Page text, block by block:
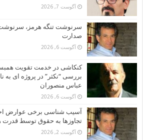
آگوست 7, 2026
سرنوشت تنگه هرمز، سرنوشت
صدارت
آگوست 6, 2026
کنکاشی در خدمت تقویت
عباس منصوران
آگوست 6, 2026
آسیب شناسی برخی عوارض
تجاوزها به حقوق توسط قدرت
آگوست 2, 2026